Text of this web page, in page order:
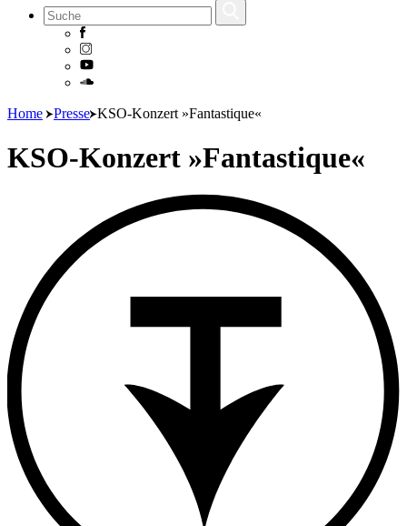
Skip
content
Home Presse KSO-Konzert »Fantastique«
KSO-Konzert »Fantastique«